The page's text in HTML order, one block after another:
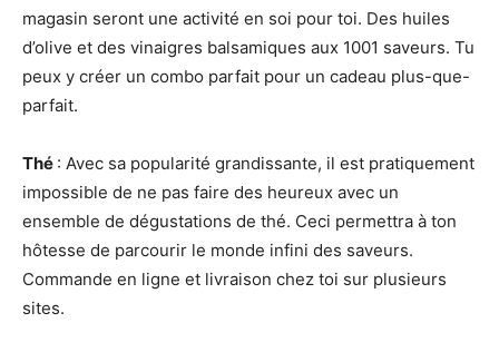
magasin seront une activité en soi pour toi. Des huiles
d’olive et des vinaigres balsamiques aux 1001 saveurs. Tu
peux y créer un combo parfait pour un cadeau plus-que-
parfait.
Thé : Avec sa popularité grandissante, il est pratiquement
impossible de ne pas faire des heureux avec un
ensemble de dégustations de thé. Ceci permettra à ton
hôtesse de parcourir le monde infini des saveurs.
Commande en ligne et livraison chez toi sur plusieurs
sites.